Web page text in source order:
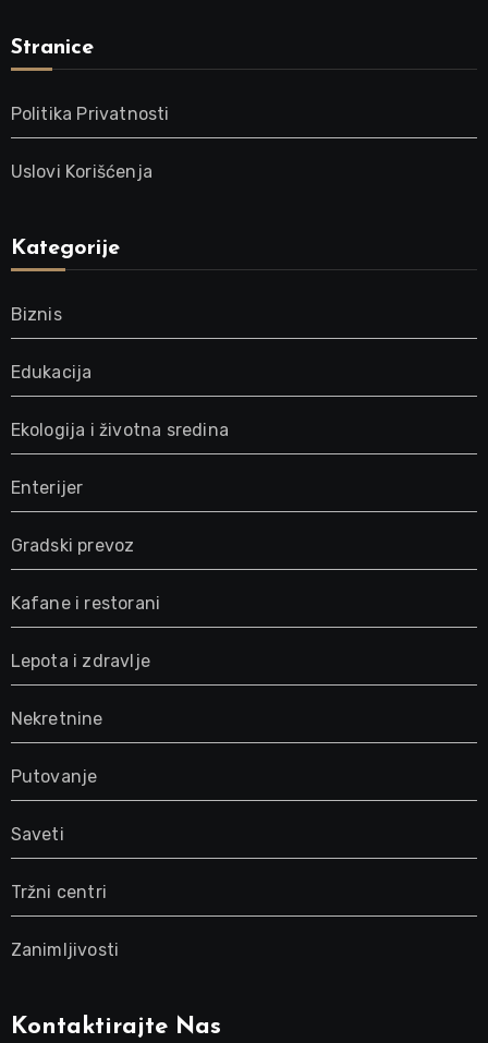
Stranice
Politika Privatnosti
Uslovi Korišćenja
Kategorije
Biznis
Edukacija
Ekologija i životna sredina
Enterijer
Gradski prevoz
Kafane i restorani
Lepota i zdravlje
Nekretnine
Putovanje
Saveti
Tržni centri
Zanimljivosti
Kontaktirajte Nas